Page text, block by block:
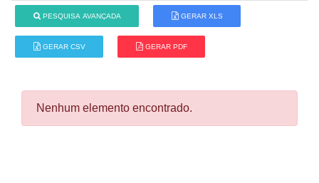
PESQUISA AVANÇADA GERAR XLS
GERAR CSV GERAR PDF
Nenhum elemento encontrado.